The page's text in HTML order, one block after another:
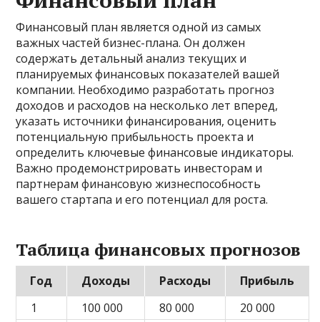
Финансовый план является одной из самых
важных частей бизнес-плана. Он должен
содержать детальный анализ текущих и
планируемых финансовых показателей вашей
компании. Необходимо разработать прогноз
доходов и расходов на несколько лет вперед,
указать источники финансирования, оценить
потенциальную прибыльность проекта и
определить ключевые финансовые индикаторы.
Важно продемонстрировать инвесторам и
партнерам финансовую жизнеспособность
вашего стартапа и его потенциал для роста.
Таблица финансовых прогнозов
Год Доходы Расходы
Прибыль
1
100 000 80 000
20 000